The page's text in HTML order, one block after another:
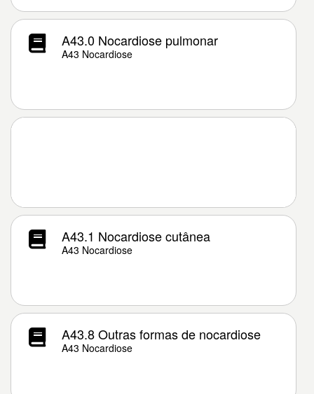
A43.0 Nocardiose pulmonar
A43 Nocardiose
A43.1 Nocardiose cutânea
A43 Nocardiose
A43.8 Outras formas de nocardiose
A43 Nocardiose